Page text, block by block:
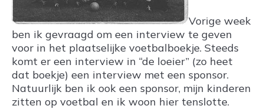
Vorige week
ben ik gevraagd om een interview te geven
voor in het plaatselijke voetbalboekje. Steeds
komt er een interview in “de loeier” (zo heet
dat boekje) een interview met een sponsor.
Natuurlijk ben ik ook een sponsor, mijn kinderen
zitten op voetbal en ik woon hier tenslotte.